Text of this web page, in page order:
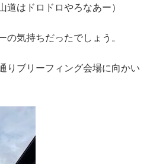
道はドロドロやろなあー）
気持ちだったでしょう。
りブリーフィング会場に向かい